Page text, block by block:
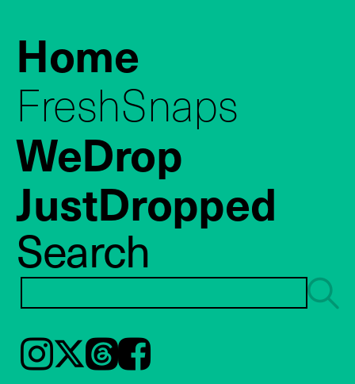
Home
FreshSnaps
WeDrop
JustDropped
Search
Instagram𝕏ThreadsFacebook